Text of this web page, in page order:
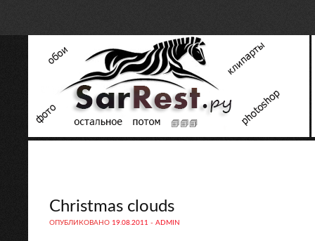
Christmas clouds
ОПУБЛИКОВАНО 19.08.2011 - ADMIN